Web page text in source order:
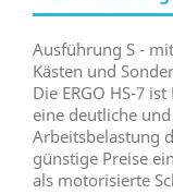
Ausführung S -
Kästen und
Die ERGO HS-7
eine deutliche
Arbeitsbelastung
günstige Preise
als motorisierte